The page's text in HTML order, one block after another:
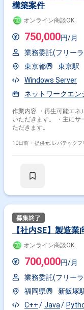
構築案件
オンライン商談OK
750,000円/月
業務委託(フリー
東京都
東京駅
Windows Server
ネットワークエン
作業内容 ・再生可能エネ
いただきます。 ・主に
ただきます。
10日前・ 提供元: レバテックフ
【社内SE】製造
オンライン商談OK
700,000円/月
業務委託(フリー
福岡県
新飯塚
C++
Java